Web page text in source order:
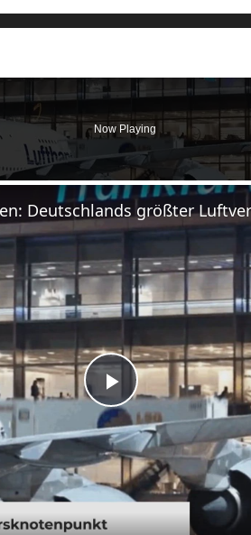
Now Playing
P
l
a
Deutschlands größter